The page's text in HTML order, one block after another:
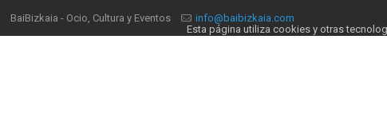
BaiBizkaia - Ocio, Cultura y Eventos info@baibizkaia.com
Esta página utiliza cookies y otras